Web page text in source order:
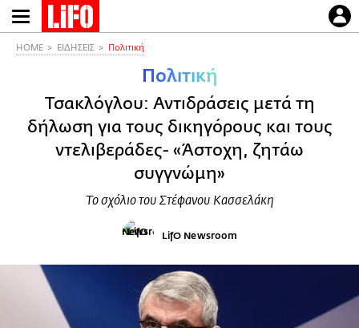
Παράκαμψη
προς
HOME ΕΙΔΗΣΕΙΣ Πολιτική
Πολιτική
Τσακλόγλου: Αντιδράσεις μετά τη
δήλωση για τους δικηγόρους και τους
ντελιβεράδες- «Άστοχη, ζητάω
συγγνώμη»
Το σχόλιο του Στέφανου Κασσελάκη
LifO Newsroom